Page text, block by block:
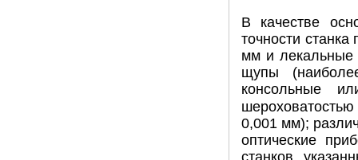
В качестве
точности
мм и лекальные
щупы
консольные
0,001 мм);
оптические
станков,